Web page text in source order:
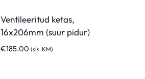
Ventileeritud ketas,
16x206mm (suur pidur)
€185.00 (sis. KM)